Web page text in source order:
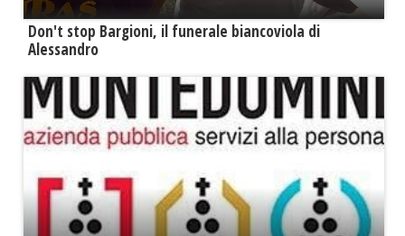
Don't stop Bargioni, il funerale biancoviola di
Alessandro